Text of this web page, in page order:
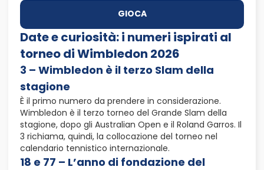
GIOCA
Date e curiosità: i numeri ispirati al
torneo di Wimbledon 2026
3 – Wimbledon è il terzo Slam della
stagione
È il primo numero da prendere in considerazione.
Wimbledon è il terzo torneo del Grande Slam della
stagione, dopo gli Australian Open e il Roland Garros. Il
3 richiama, quindi, la collocazione del torneo nel
calendario tennistico internazionale.
18 e 77 – L’anno di fondazione del